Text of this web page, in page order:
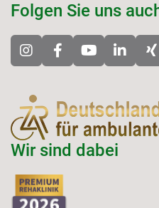
Folgen Sie uns
Wir sind dabei